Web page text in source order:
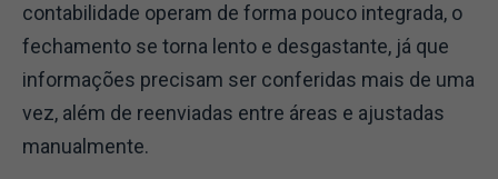
contabilidade operam de forma pouco integrada, o
fechamento se torna lento e desgastante, já que
informações precisam ser conferidas mais de uma
vez, além de reenviadas entre áreas e ajustadas
manualmente.